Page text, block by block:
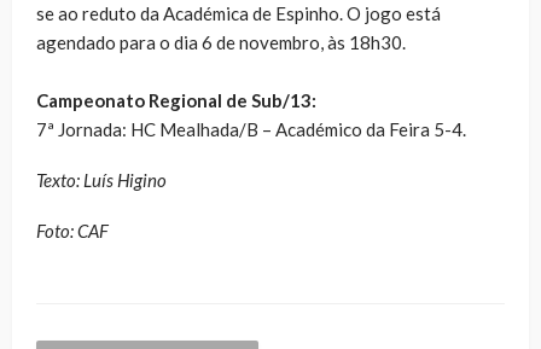
se ao reduto da Académica de Espinho. O jogo está
agendado para o dia 6 de novembro, às 18h30.
Campeonato Regional de Sub/13:
7ª Jornada: HC Mealhada/B – Académico da Feira 5-4.
Texto: Luís Higino
Foto: CAF